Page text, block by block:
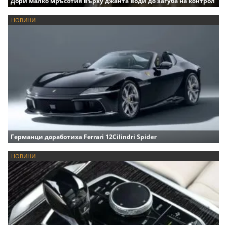
НОВИНИ
Германци доработиха Ferrari 12Cilindri Spider
НОВИНИ